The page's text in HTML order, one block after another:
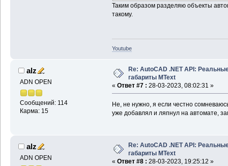
Таким образом разделяю объекты
такому.
Youtube
alz
ADN OPEN
Сообщений: 114
Карма: 15
Re: AutoCAD .NET API:
габариты MText
« Ответ #7 : 28-03-2023, 08:02:31 »
Не, не нужно, я если честно
уже добавлял и ляпнул на автомате,
alz
ADN OPEN
Re: AutoCAD .NET API:
габариты MText
« Ответ #8 : 28-03-2023, 19:25:12 »